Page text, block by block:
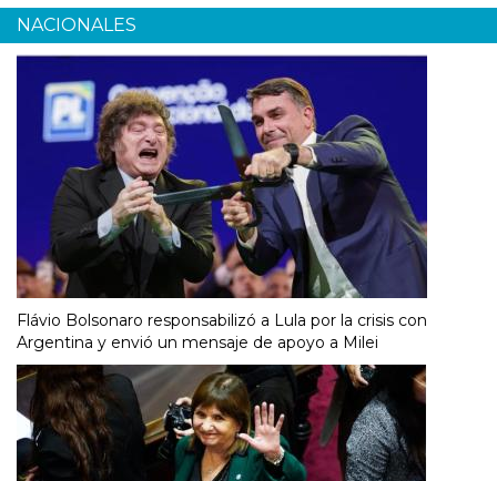
NACIONALES
Flávio Bolsonaro responsabilizó a Lula por la crisis con
Argentina y envió un mensaje de apoyo a Milei